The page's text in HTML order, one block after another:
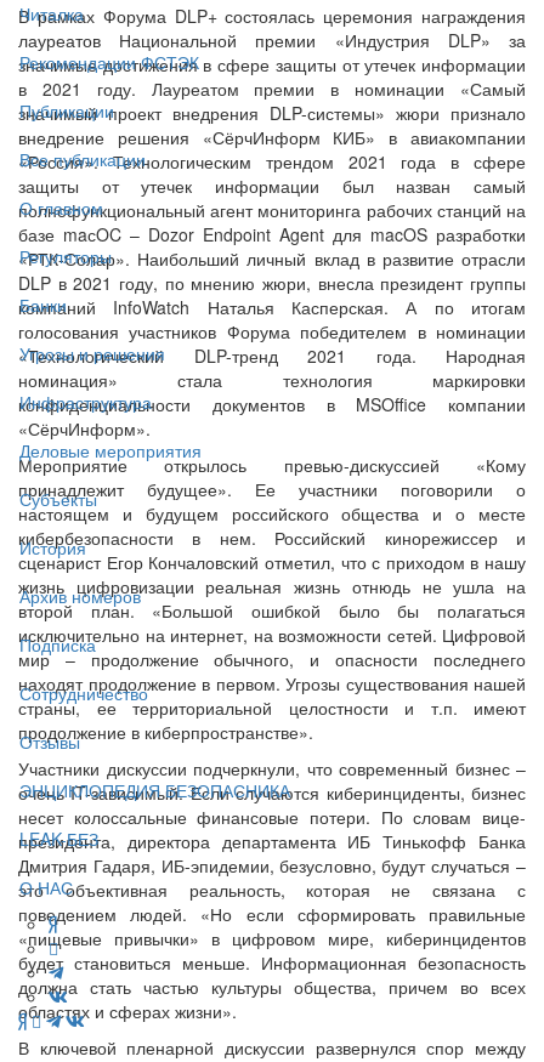
Читалка
Рекомендации ФСТЭК
Публикации
Все публикации
О главном
Регуляторы
Банки
Угрозы и решения
Инфраструктура
Деловые мероприятия
Субъекты
История
Архив номеров
Подписка
Сотрудничество
Отзывы
ЭНЦИКЛОПЕДИЯ БЕЗОПАСНИКА
LEAK-БЕЗ
О НАС
В рамках Форума DLP+ состоялась церемония награждения
лауреатов Национальной премии «Индустрия DLP» за
значимые достижения в сфере защиты от утечек информации
в 2021 году. Лауреатом премии в номинации «Самый
значимый проект внедрения DLP-системы» жюри признало
внедрение решения «СёрчИнформ КИБ» в авиакомпании
«Россия». Технологическим трендом 2021 года в сфере
защиты от утечек информации был назван самый
полнофункциональный агент мониторинга рабочих станций на
базе maсOC – Dozor Endpoint Agent для macOS разработки
«РТК-Солар». Наибольший личный вклад в развитие отрасли
DLP в 2021 году, по мнению жюри, внесла президент группы
компаний InfoWatch Наталья Касперская. А по итогам
голосования участников Форума победителем в номинации
«Технологический DLP-тренд 2021 года. Народная
номинация» стала технология маркировки
конфиденциальности документов в MSOffice компании
«СёрчИнформ».
Мероприятие открылось превью-дискуссией «Кому
принадлежит будущее». Ее участники поговорили о
настоящем и будущем российского общества и о месте
кибербезопасности в нем. Российский кинорежиссер и
сценарист Егор Кончаловский отметил, что с приходом в нашу
жизнь цифровизации реальная жизнь отнюдь не ушла на
второй план. «Большой ошибкой было бы полагаться
исключительно на интернет, на возможности сетей. Цифровой
мир – продолжение обычного, и опасности последнего
находят продолжение в первом. Угрозы существования нашей
страны, ее территориальной целостности и т.п. имеют
продолжение в киберпространстве».
Участники дискуссии подчеркнули, что современный бизнес –
очень IT-зависимый. Если случаются киберинциденты, бизнес
несет колоссальные финансовые потери. По словам вице-
президента, директора департамента ИБ Тинькофф Банка
Дмитрия Гадаря, ИБ-эпидемии, безусловно, будут случаться –
это объективная реальность, которая не связана с
поведением людей. «Но если сформировать правильные
«пищевые привычки» в цифровом мире, киберинцидентов
будет становиться меньше. Информационная безопасность
должна стать частью культуры общества, причем во всех
областях и сферах жизни».
В ключевой пленарной дискуссии развернулся спор между